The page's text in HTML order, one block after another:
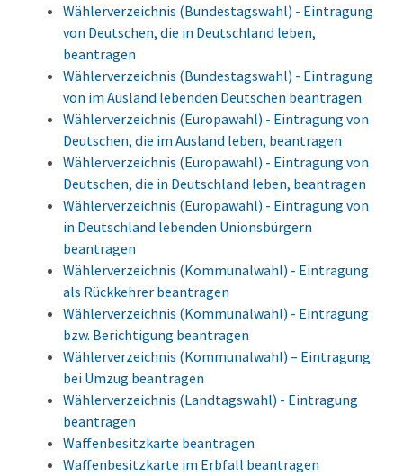
Wählerverzeichnis (Bundestagswahl) - Eintragung
von Deutschen, die in Deutschland leben,
beantragen
Wählerverzeichnis (Bundestagswahl) - Eintragung
von im Ausland lebenden Deutschen beantragen
Wählerverzeichnis (Europawahl) - Eintragung von
Deutschen, die im Ausland leben, beantragen
Wählerverzeichnis (Europawahl) - Eintragung von
Deutschen, die in Deutschland leben, beantragen
Wählerverzeichnis (Europawahl) - Eintragung von
in Deutschland lebenden Unionsbürgern
beantragen
Wählerverzeichnis (Kommunalwahl) - Eintragung
als Rückkehrer beantragen
Wählerverzeichnis (Kommunalwahl) - Eintragung
bzw. Berichtigung beantragen
Wählerverzeichnis (Kommunalwahl) – Eintragung
bei Umzug beantragen
Wählerverzeichnis (Landtagswahl) - Eintragung
beantragen
Waffenbesitzkarte beantragen
Waffenbesitzkarte im Erbfall beantragen